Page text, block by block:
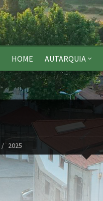
HOME AUTARQUIA
/ 2025